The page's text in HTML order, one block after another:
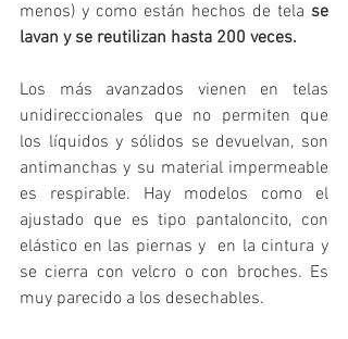
menos) y como están hechos de tela se
lavan y se reutilizan hasta 200 veces.
Los más avanzados vienen en telas
unidireccionales que no permiten que
los líquidos y sólidos se devuelvan, son
antimanchas y su material impermeable
es respirable. Hay modelos como el
ajustado que es tipo pantaloncito, con
elástico en las piernas y  en la cintura y
se cierra con velcro o con broches. Es
muy parecido a los desechables.